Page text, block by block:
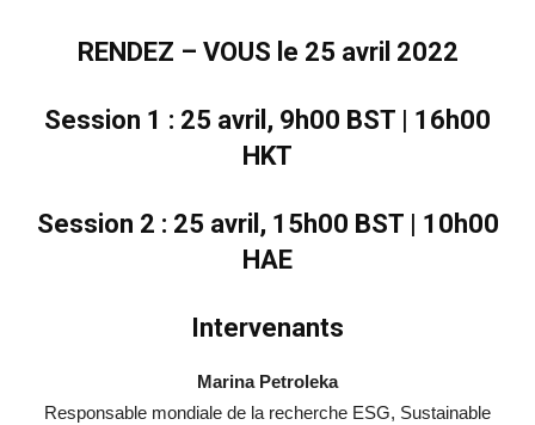
RENDEZ – VOUS le 25 avril 2022
Session 1 : 25 avril, 9h00 BST | 16h00
HKT
Session 2 : 25 avril, 15h00 BST | 10h00
HAE
Intervenants
Marina Petroleka
Responsable mondiale de la recherche ESG, Sustainable